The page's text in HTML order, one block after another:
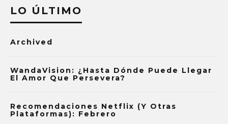
LO ÚLTIMO
Archived
WandaVision: ¿Hasta Dónde Puede Llegar
El Amor Que Persevera?
Recomendaciones Netflix (y Otras
Plataformas): Febrero